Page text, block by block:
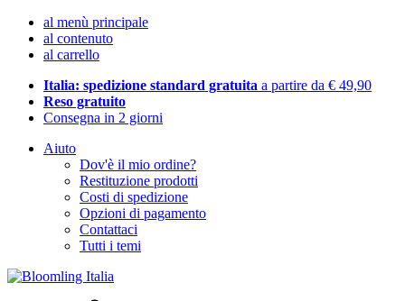
al menù principale
al contenuto
al carrello
Italia: spedizione standard gratuita a partire da € 49,90
Reso gratuito
Consegna in 2 giorni
Aiuto
Dov'è il mio ordine?
Restituzione prodotti
Costi di spedizione
Opzioni di pagamento
Contattaci
Tutti i temi